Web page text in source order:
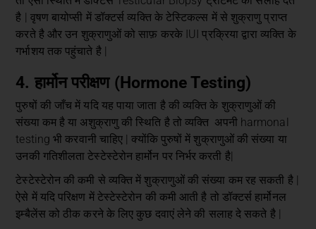
है | वृषण बायोप्सी में डॉक्टर्स व्यक्ति के टेस्टिकल्स में से शुक्राणु प्राप्त
करते है और उन शुक्राणुओं को साफ़ करके IUI प्रक्रिया द्वारा व्यक्ति के
गर्भाशय तक पहुंचाते है |
4. हार्मोन परीक्षण (Hormone Testing)
पुरुषों की जाँच में यदि यह पाया जाता है की व्यक्ति के शुक्राणुओं की
संख्या कम है या अशुक्राणु की स्थिति है तो व्यक्ति अपनी harmonal
testing भी करवानी चाहिए | क्योंकि पुरुषों में शुक्राणुओं की संख्या या
उनकी गतिशीलता टेस्टेस्टेरोन हार्मोन पर निर्भर करती है|
टेस्टेस्टेरोन की कमी से व्यक्ति में शुक्राणुओं की संख्या कम रह सकती है |
ऐसे में यदि परिक्षण में टेस्टेस्टेरोन की कमी आती है तो डॉक्टर्स हार्मोनल
इम्बैलेंस को ठीक करने के लिए कुछ दवाएं लेने की सलाह दे सकते है |